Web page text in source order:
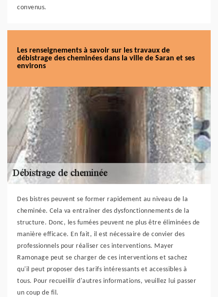
convenus.
Les renseignements à savoir sur les travaux de
débistrage des cheminées dans la ville de Saran et ses
environs
Des bistres peuvent se former rapidement au niveau de la
cheminée. Cela va entraîner des dysfonctionnements de la
structure. Donc, les fumées peuvent ne plus être éliminées de
manière efficace. En fait, il est nécessaire de convier des
professionnels pour réaliser ces interventions. Mayer
Ramonage peut se charger de ces interventions et sachez
qu'il peut proposer des tarifs intéressants et accessibles à
tous. Pour recueillir d'autres informations, veuillez lui passer
un coup de fil.